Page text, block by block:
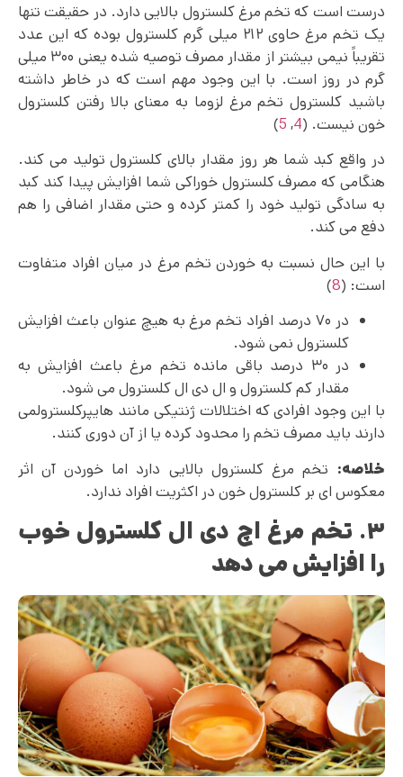
درست است که تخم مرغ کلسترول بالایی دارد. در حقیقت تنها
یک تخم مرغ حاوی ۲۱۲ میلی گرم کلسترول بوده که این عدد
تقریباً نیمی بیشتر از مقدار مصرف توصیه شده یعنی ۳۰۰ میلی
گرم در روز است. با این وجود مهم است که در خاطر داشته
باشید کلسترول تخم مرغ لزوما به معنای بالا رفتن کلسترول
خون نیست. (4
,
5
)
در واقع کبد شما هر روز مقدار بالای کلسترول تولید می کند.
هنگامی که مصرف کلسترول خوراکی شما افزایش پیدا کند کبد
به سادگی تولید خود را کمتر کرده و حتی مقدار اضافی را هم
دفع می کند.
با این حال نسبت به خوردن تخم مرغ در میان افراد متفاوت
است: (8
)
در ۷۰ درصد افراد تخم مرغ به هیچ عنوان باعث افزایش
کلسترول نمی‌ شود.
در ۳۰ درصد باقی مانده تخم مرغ باعث افزایش به
مقدار کم کلسترول و ال دی ال کلسترول می شود.
با این وجود افرادی که اختلالات ژنتیکی مانند هایپرکلسترولمی
دارند باید مصرف تخم را محدود کرده یا از آن دوری کنند.
خلاصه: تخم مرغ کلسترول بالایی دارد اما خوردن آن اثر
معکوس ای بر کلسترول خون در اکثریت افراد ندارد.
۳. تخم مرغ اچ دی ال کلسترول خوب
را افزایش می دهد